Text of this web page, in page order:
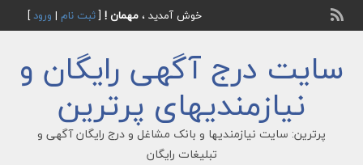
خوش آمدید ، مهمان ![ثبت نام | ورود]
سایت درج آگهی رایگان و
نیازمندیهای پرترین
پرترین: سایت نیازمندیها و بانک مشاغل و درج رایگان آگهی و
تبلیغات رایگان